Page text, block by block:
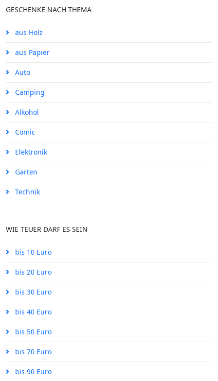
GESCHENKE NACH THEMA
aus Holz
aus Papier
Auto
Camping
Alkohol
Comic
Elektronik
Garten
Technik
WIE TEUER DARF ES SEIN
bis 10 Euro
bis 20 Euro
bis 30 Euro
bis 40 Euro
bis 50 Euro
bis 70 Euro
bis 90 Euro